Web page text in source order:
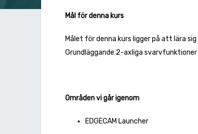
Mål för denna kurs
Målet för denna kurs ligger på att lära
Grundläggande 2-axliga
Områden vi går igenom
EDGECAM Launcher